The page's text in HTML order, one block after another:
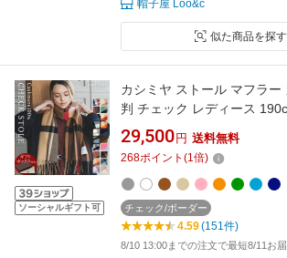
帽子屋 Loo&c
似た商品を探す
ソーシャルギフト可
カシミヤ ストール マフラ
判 チェック レディース
暖差対策 厚手 カシミヤスト
ール カシミヤマフラー カシ
ンド プレゼント 誕生日 贈り
29,500 円 送料無料
268ポイント (1倍)
チェック/ボーダー
4.59(151件)
8/10 13:00までの注文で最短8/11お